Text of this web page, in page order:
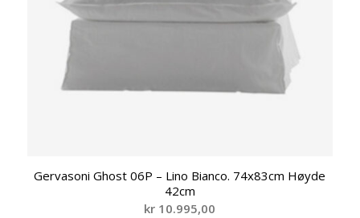
Gervasoni Ghost 06P – Lino Bianco. 74x83cm Høyde
42cm
kr 10.995,00